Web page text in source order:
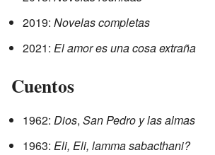
2019: Novelas completas
2021: El amor es una cosa extraña
Cuentos
1962: Dios, San Pedro y las almas
1963: Eli, Eli, lamma sabacthani?